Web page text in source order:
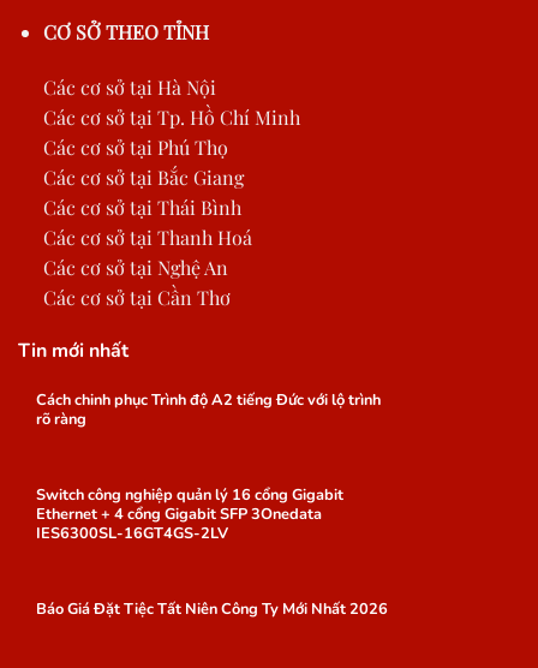
CƠ SỞ THEO TỈNH
Các cơ sở tại Hà Nội
Các cơ sở tại Tp. Hồ Chí Minh
Các cơ sở tại Phú Thọ
Các cơ sở tại Bắc Giang
Các cơ sở tại Thái Bình
Các cơ sở tại Thanh Hoá
Các cơ sở tại Nghệ An
Các cơ sở tại Cần Thơ
Tin mới nhất
Cách chinh phục Trình độ A2 tiếng Đức với lộ trình
rõ ràng
Switch công nghiệp quản lý 16 cổng Gigabit
Ethernet + 4 cổng Gigabit SFP 3Onedata
IES6300SL-16GT4GS-2LV
Báo Giá Đặt Tiệc Tất Niên Công Ty Mới Nhất 2026